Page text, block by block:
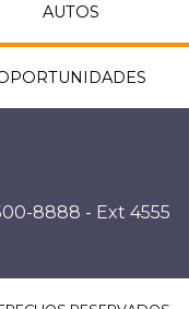
AUTOS
8888 - Ext 4555